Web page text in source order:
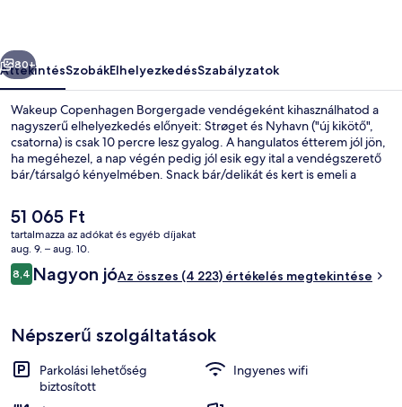
Következő
80+
ÁttekintésSzobákElhelyezkedésSzabályzatok
Wakeup Copenhagen Borgergade vendégeként kihasználhatod a
nagyszerű elhelyezkedés előnyeit: Strøget és Nyhavn ("új kikötő",
csatorna) is csak 10 percre lesz gyalog. A hangulatos étterem jól jön,
ha megéhezel, a nap végén pedig jól esik egy ital a vendégszerető
bár/társalgó kényelmében. Snack bár/delikát és kert is emeli a
értékelik: központi elhelyezkedés, városnézési lehetőség és a
tömegközlekedés közelsége: Marmorkirken metróállomás
mindössze 6 perc, Kongens Nytorv vasút- és metróállomás pedig 6
perc séta.
A
jelenlegi
ár
51 065 Ft
51 065 Ft
tartalmazza az adókat és egyéb díjakat
aug. 9. – aug. 10.
Értékelések
8,48,4 ennyiből: 10
Nagyon jóAz összes (4 223) értékelés megtekintése
Népszerű szolgáltatások
Parkolási lehetőség
biztosított
Ingyenes wifi